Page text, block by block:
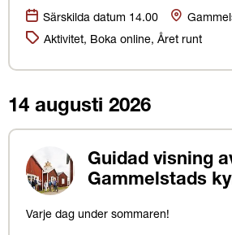
Datum:
Särskilda datum 14.00 Plats
Kategorier:
Aktivitet, Boka online, Året runt
14 augusti 2026
Guidad visning
Gammelstads
Varje dag under sommaren!